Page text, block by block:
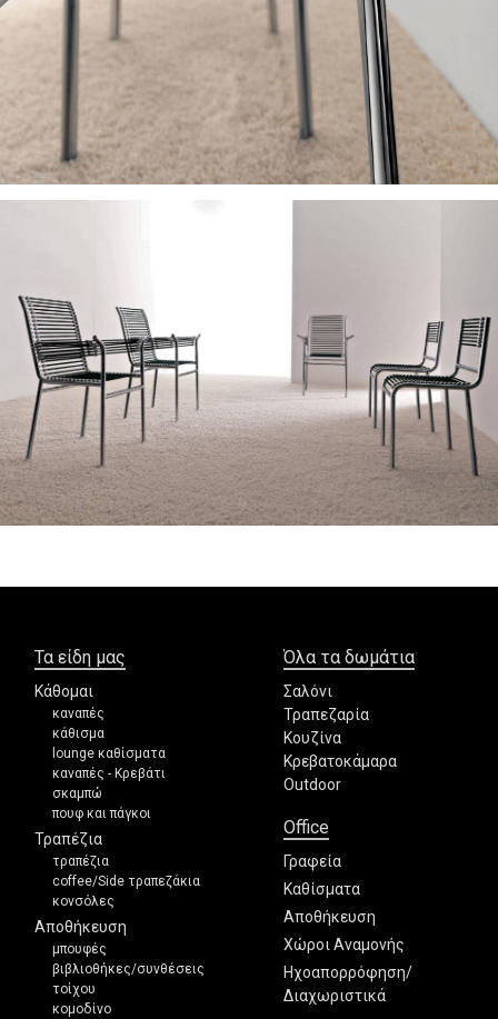
Τα είδη μας
Κάθομαι
καναπές
κάθισμα
lounge καθίσματα
καναπές - Κρεβάτι
σκαμπώ
πουφ και πάγκοι
Τραπέζια
τραπέζια
coffee/Side τραπεζάκια
κονσόλες
Αποθήκευση
μπουφές
βιβλιοθήκες/συνθέσεις
τοίχου
κομοδίνο
Όλα τα δωμάτια
Σαλόνι
Τραπεζαρία
Κουζίνα
Κρεβατοκάμαρα
Outdoor
Office
Γραφεία
Καθίσματα
Αποθήκευση
Χώροι Αναμονής
Ηχοαπορρόφηση/
Διαχωριστικά